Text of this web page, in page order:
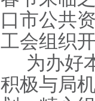
口市公共
工会组织
为办好
积极与局